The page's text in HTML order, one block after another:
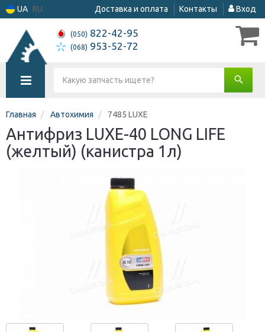
UA RU Доставка и оплата Контакты Вход
(050) 822-42-95
(068) 953-52-72
Главная Автохимия 7485 LUXE
Антифриз LUXE-40 LONG LIFE
(желтый) (канистра 1л)